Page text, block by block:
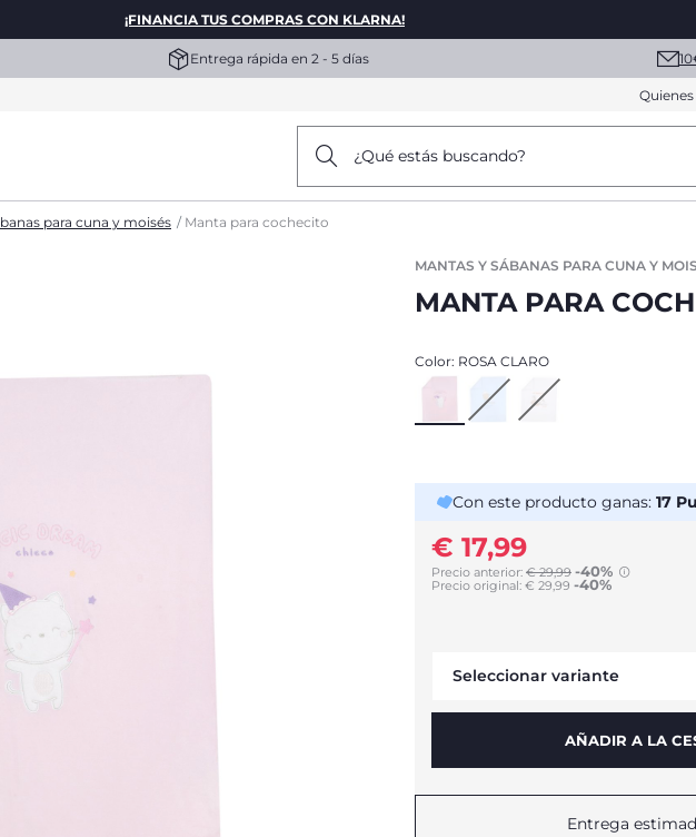
¡FINANCIA TUS COMPRAS CON KLARNA!
Entrega rápida en 2 - 5 días
¿Qué estás buscando?
para cuna y moisés Manta para cochecito
MANTAS Y SÁBANAS PARA CUNA Y
MANTA PARA
Color: ROSA CLARO
Con este producto ganas: 17
Precio original: € 29,99 -40%
Precio anterior: € 29,99 -40%
€ 17,99
Seleccionar variante
AÑADIR A LA
Entrega